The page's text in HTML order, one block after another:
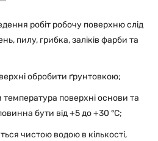
робіт робочу поверхню слід
пилу, грибка, заліків фарби та
обробити ґрунтовкою;
поверхні основи та
бути від +5 до +30 °С;
чистою водою в кількості,